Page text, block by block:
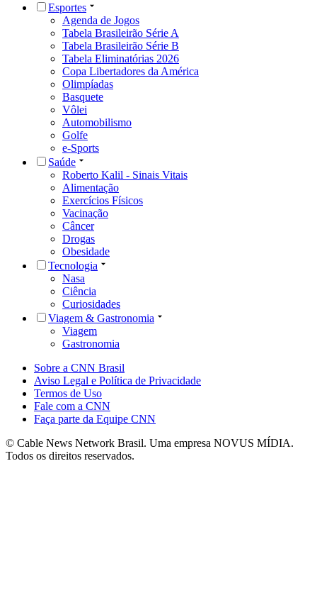
Esportes
Agenda de Jogos
Tabela Brasileirão Série A
Tabela Brasileirão Série B
Tabela Eliminatórias 2026
Copa Libertadores da América
Olimpíadas
Basquete
Vôlei
Automobilismo
Golfe
e-Sports
Saúde
Roberto Kalil - Sinais Vitais
Alimentação
Exercícios Físicos
Vacinação
Câncer
Drogas
Obesidade
Tecnologia
Nasa
Ciência
Curiosidades
Viagem & Gastronomia
Viagem
Gastronomia
Sobre a CNN Brasil
Aviso Legal e Política de Privacidade
Termos de Uso
Fale com a CNN
Faça parte da Equipe CNN
© Cable News Network Brasil. Uma empresa NOVUS MÍDIA.
Todos os direitos reservados.